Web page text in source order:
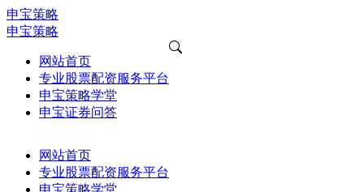
申宝策略
申宝策略
网站首页
专业股票配资服务平台
申宝策略学堂
申宝证券问答
网站首页
专业股票配资服务平台
申宝策略学堂